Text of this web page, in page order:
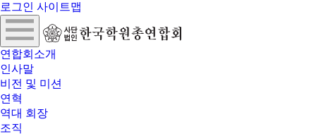
로그인 사이트맵
연합회소개
인사말
비전 및 미션
연혁
역대 회장
조직